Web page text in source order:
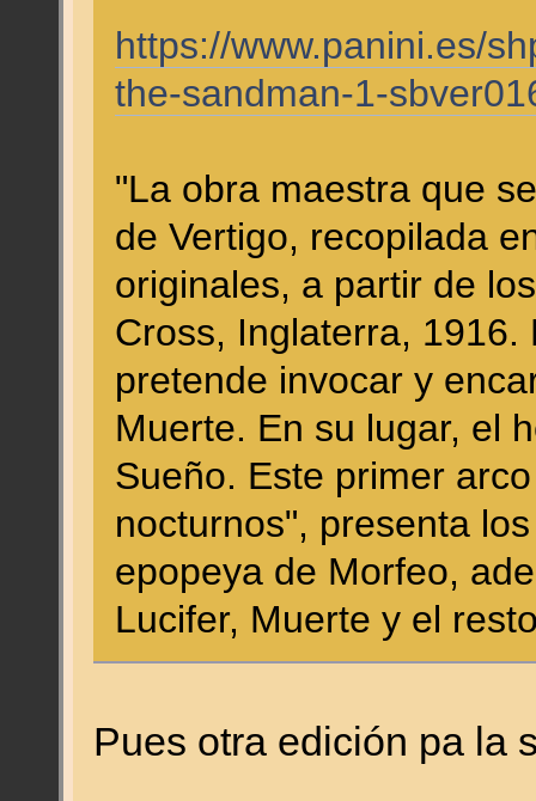
https://www.panini.es/
the-sandman-1-
"La obra maestra que
de Vertigo, recopilada
originales, a partir de
Cross, Inglaterra, 1916.
pretende invocar y
Muerte. En su lugar, el
Sueño. Este primer
nocturnos", presenta
epopeya de Morfeo,
Lucifer, Muerte y el
Pues otra edición pa